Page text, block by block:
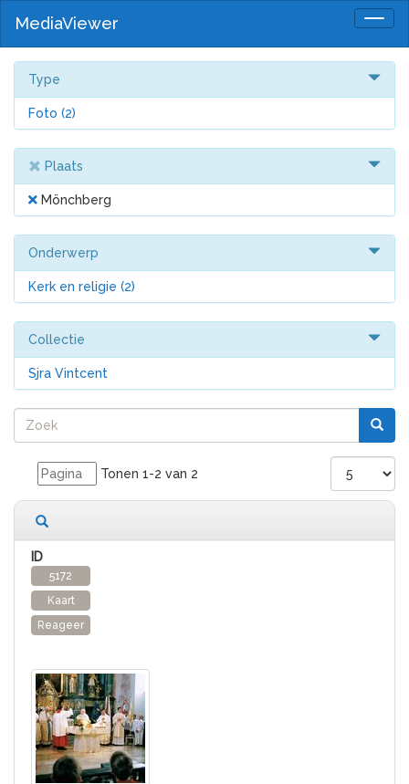
MediaViewer
Type
Foto (2)
Plaats
Mönchberg
Onderwerp
Kerk en religie (2)
Collectie
Sjra Vintcent
Tonen 1-2 van 2
5172
Kaart
Reageer